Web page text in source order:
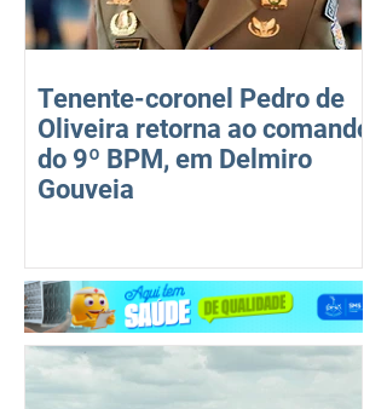
Tenente-coronel Pedro de
Oliveira retorna ao comando
do 9º BPM, em Delmiro
Gouveia